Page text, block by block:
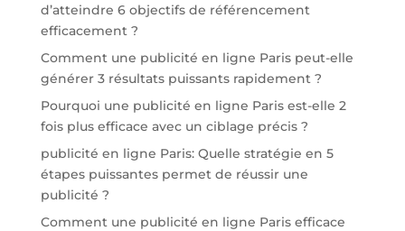
d’atteindre 6 objectifs de référencement
efficacement ?
Comment une publicité en ligne Paris peut-elle
générer 3 résultats puissants rapidement ?
Pourquoi une publicité en ligne Paris est-elle 2
fois plus efficace avec un ciblage précis ?
publicité en ligne Paris: Quelle stratégie en 5
étapes puissantes permet de réussir une
publicité ?
Comment une publicité en ligne Paris efficace